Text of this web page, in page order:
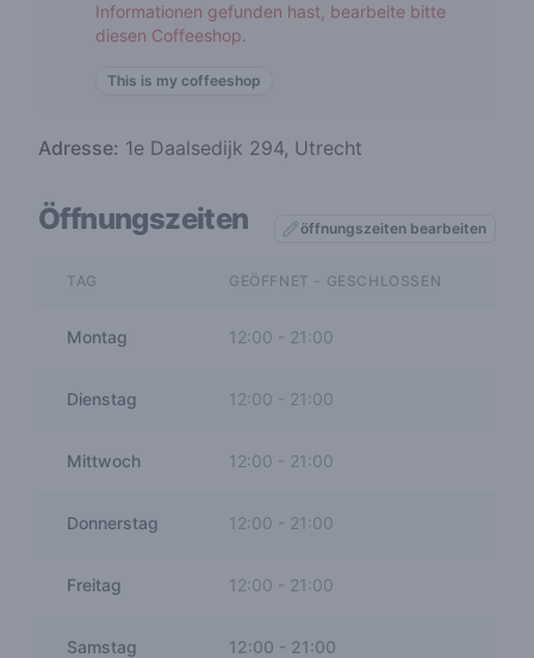
Informationen gefunden hast, bearbeite bitte
diesen Coffeeshop.
This is my coffeeshop
Adresse: 1e Daalsedijk 294, Utrecht
Öffnungszeiten öffnungszeiten bearbeiten
TAG GEÖFFNET - GESCHLOSSEN
Montag 12:00 - 21:00
Dienstag 12:00 21:00
Mittwoch 12:00 - 21:00
Donnerstag 12:00 21:00
Freitag 12:00 - 21:00
Samstag 12:00 - 21:00